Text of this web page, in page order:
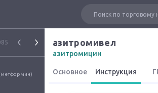
азитромивел
азитромицин
Основное Инструкция